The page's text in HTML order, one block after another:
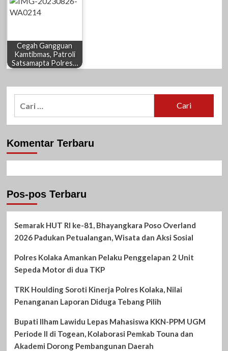
Cegah Gangguan
Kamtibmas, Patroli
Satsamapta Polres…
Komentar Terbaru
Pos-pos Terbaru
Semarak HUT RI ke-81, Bhayangkara Poso Overland
2026 Padukan Petualangan, Wisata dan Aksi Sosial
Polres Kolaka Amankan Pelaku Penggelapan 2 Unit
Sepeda Motor di dua TKP
TRK Houlding Soroti Kinerja Polres Kolaka, Nilai
Penanganan Laporan Diduga Tebang Pilih
Bupati Ilham Lawidu Lepas Mahasiswa KKN-PPM UGM
Periode II di Togean, Kolaborasi Pemkab Touna dan
Akademi Dorong Pembangunan Daerah